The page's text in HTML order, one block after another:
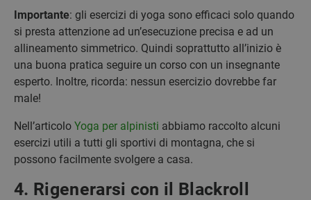
Importante: gli esercizi di yoga sono efficaci solo quando
si presta attenzione ad un’esecuzione precisa e ad un
allineamento simmetrico. Quindi soprattutto all’inizio è
una buona pratica seguire un corso con un insegnante
esperto. Inoltre, ricorda: nessun esercizio dovrebbe far
male!
Nell’articolo Yoga per alpinisti abbiamo raccolto alcuni
esercizi utili a tutti gli sportivi di montagna, che si
possono facilmente svolgere a casa.
4. Rigenerarsi con il Blackroll